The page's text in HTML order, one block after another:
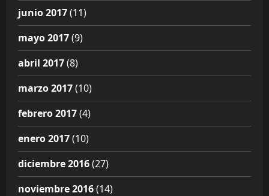
junio 2017(11)
mayo 2017(9)
abril 2017(8)
marzo 2017(10)
febrero 2017(4)
enero 2017(10)
diciembre 2016(27)
noviembre 2016(14)